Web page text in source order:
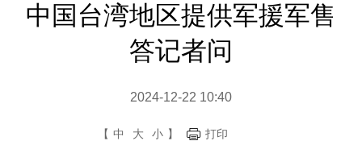
中国台湾地区提供军援军售
答记者问
2024-12-22 10:40
【 中 大 小 】 打印